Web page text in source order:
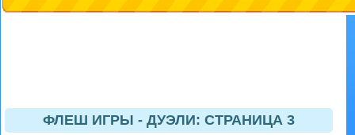
ФЛЕШ ИГРЫ - ДУЭЛИ: СТРАНИЦА 3